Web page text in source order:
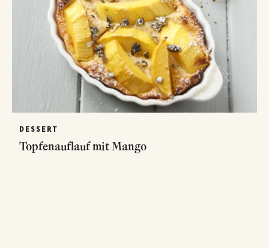
DESSERT
Topfenauflauf mit Mango